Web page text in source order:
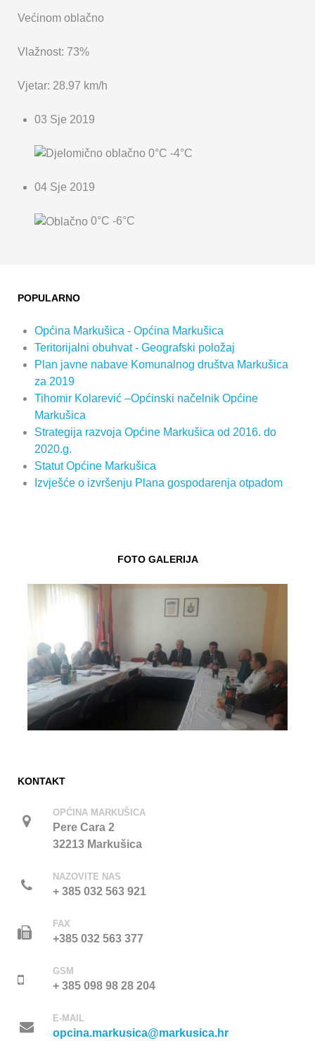
Većinom oblačno
Vlažnost: 73%
Vjetar: 28.97 km/h
03 Sje 2019
0°C -4°C
04 Sje 2019
0°C -6°C
POPULARNO
Općina Markušica - Općina Markušica
Teritorijalni obuhvat - Geografski položaj
Plan javne nabave Komunalnog društva Markušica
za 2019
Tihomir Kolarević –Općinski načelnik Općine
Markušica
Strategija razvoja Općine Markušica od 2016. do
2020.g.
Statut Općine Markušica
Izvješće o izvršenju Plana gospodarenja otpadom
FOTO GALERIJA
KONTAKT
OPĆINA MARKUŠICA
Pere Cara 2
32213 Markušica
NAZOVITE NAS
+ 385 032 563 921
FAX
+385 032 563 377
GSM
+ 385 098 98 28 204
E-MAIL
opcina.markusica@markusica.hr